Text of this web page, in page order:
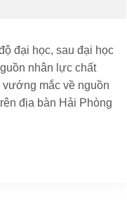
đại học, sau đại học
nhân lực chất
mắc về nguồn
địa bàn Hải Phòng